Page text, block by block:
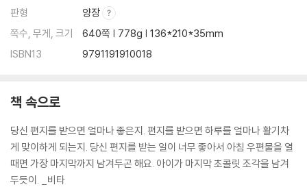
해하는 기회가 될 것이다. 나아가 국내에서는 『올랜도』의 매력적인 인물로
만 소개되었던 비타 색빌웨스트의 삶과 작품을 조명하는 출발점이 될 것이
다.
판형
양장
쪽수, 무게, 크기
640쪽 | 778g | 136*210*35mm
ISBN13
9791191910018
책 속으로
당신 편지를 받으면 얼마나 좋은지. 편지를 받으면 하루를 얼마나 활기차
게 맞이하게 되는지. 당신 편지를 받는 일이 너무 좋아서 아침 우편물을 열
때면 가장 마지막까지 남겨두곤 해요. 아이가 마지막 초콜릿 조각을 남겨
두듯이. _비타